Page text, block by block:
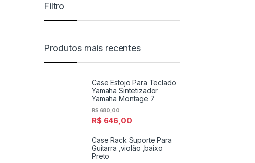
Filtro
Produtos mais recentes
Case Estojo Para Teclado
Yamaha Sintetizador
Yamaha Montage 7
R$646,00
R$680,00
Case Rack Suporte Para
Guitarra ,violão ,baixo
Preto